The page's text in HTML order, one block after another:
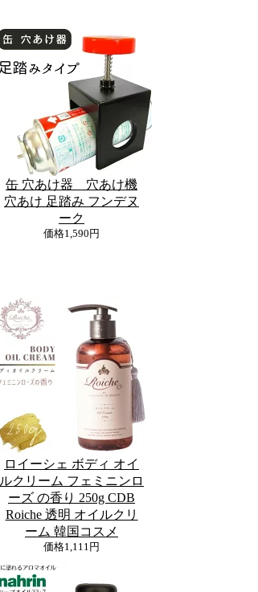
缶 穴あけ器 穴あけ機
穴あけ 足踏み フンデヌ
ーク
価格1,590円
ロイーシェ ボディ オイ
ルクリーム フェミニンロ
ーズ の香り 250g CDB
Roiche 透明 オイルクリ
ーム 韓国コスメ
価格1,111円